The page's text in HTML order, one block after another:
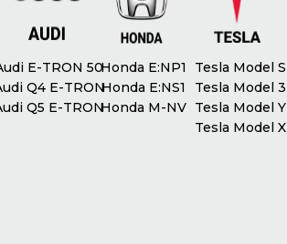
E-TRON 50
Q4 E-TRON
Q5 E-TRON
Honda E:NP1
Honda E:NS1
Honda M-NV
Tesla Model S
Tesla Model 3
Tesla Model Y
Tesla Model X